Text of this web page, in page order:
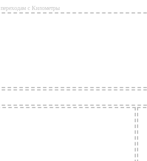
переходам с Километры